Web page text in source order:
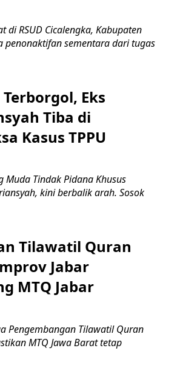
di RSUD Cicalengka, Kabupaten
penonaktifan sementara dari tugas
Eks
Tiba di
Kasus TPPU
Muda Tindak Pidana Khusus
kini berbalik arah. Sosok
Tilawatil Quran
Jabar
MTQ Jabar
Pengembangan Tilawatil Quran
MTQ Jawa Barat tetap